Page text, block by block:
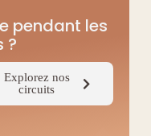
pendant les
?
Explorez nos
circuits